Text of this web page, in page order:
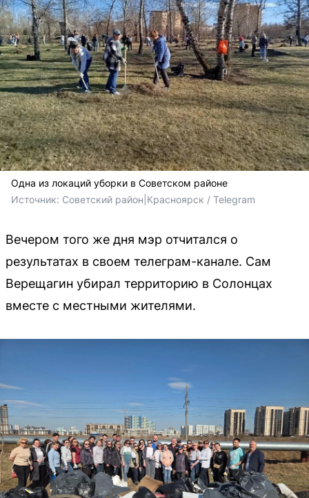
Одна из локаций уборки в Советском районе
Источник: Советский район|Красноярск / Telegram
Вечером того же дня мэр отчитался о
результатах в своем телеграм-канале. Сам
Верещагин убирал территорию в Солонцах
вместе с местными жителями.